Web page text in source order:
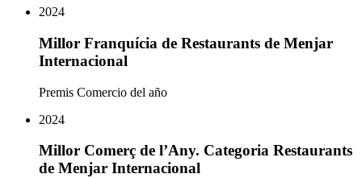
2024
Millor Franquícia de Restaurants de Menjar
Internacional
Premis Comercio del año
2024
Millor Comerç de l’Any. Categoria Restaurants
de Menjar Internacional